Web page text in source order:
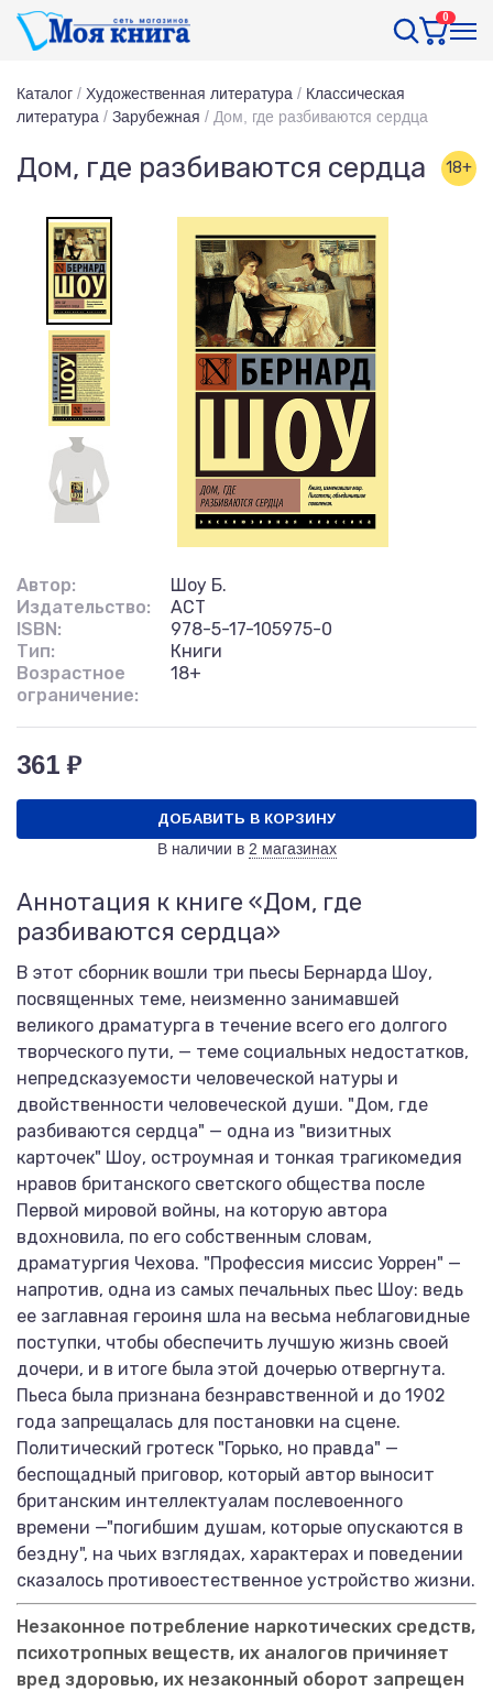
0
Каталог / Художественная литература / Классическая
литература / Зарубежная / Дом, где разбиваются сердца
Дом, где разбиваются сердца 18+
Автор:
Шоу Б.
Издательство:
АСТ
ISBN:
978-5-17-105975-0
Тип:
Книги
Возрастное
ограничение:
18+
361 ₽
ДОБАВИТЬ В КОРЗИНУ
В наличии в 2 магазинах
Аннотация к книге «Дом, где
разбиваются сердца»
В этот сборник вошли три пьесы Бернарда Шоу,
посвященных теме, неизменно занимавшей
великого драматурга в течение всего его долгого
творческого пути, — теме социальных недостатков,
непредсказуемости человеческой натуры и
двойственности человеческой души. "Дом, где
разбиваются сердца" — одна из "визитных
карточек" Шоу, остроумная и тонкая трагикомедия
нравов британского светского общества после
Первой мировой войны, на которую автора
вдохновила, по его собственным словам,
драматургия Чехова. "Профессия миссис Уоррен" —
напротив, одна из самых печальных пьес Шоу: ведь
ее заглавная героиня шла на весьма неблаговидные
поступки, чтобы обеспечить лучшую жизнь своей
дочери, и в итоге была этой дочерью отвергнута.
Пьеса была признана безнравственной и до 1902
года запрещалась для постановки на сцене.
Политический гротеск "Горько, но правда" —
беспощадный приговор, который автор выносит
британским интеллектуалам послевоенного
времени —"погибшим душам, которые опускаются в
бездну", на чьих взглядах, характерах и поведении
сказалось противоестественное устройство жизни.
Незаконное потребление наркотических средств,
психотропных веществ, их аналогов причиняет
вред здоровью, их незаконный оборот запрещен